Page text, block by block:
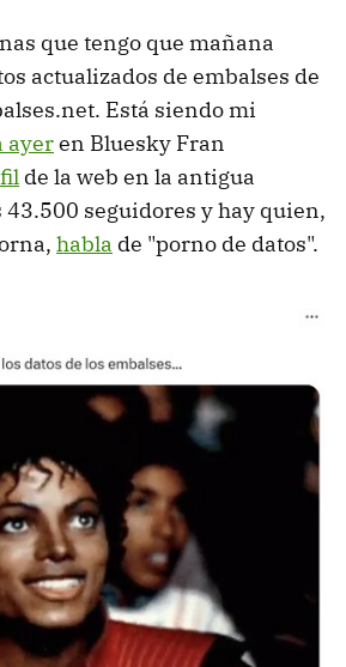
que tengo que mañana
actualizados de embalses de
Está siendo mi
ayeren Bluesky Fran
de la web en la antigua
seguidores y hay quien,
habla de "porno de datos".